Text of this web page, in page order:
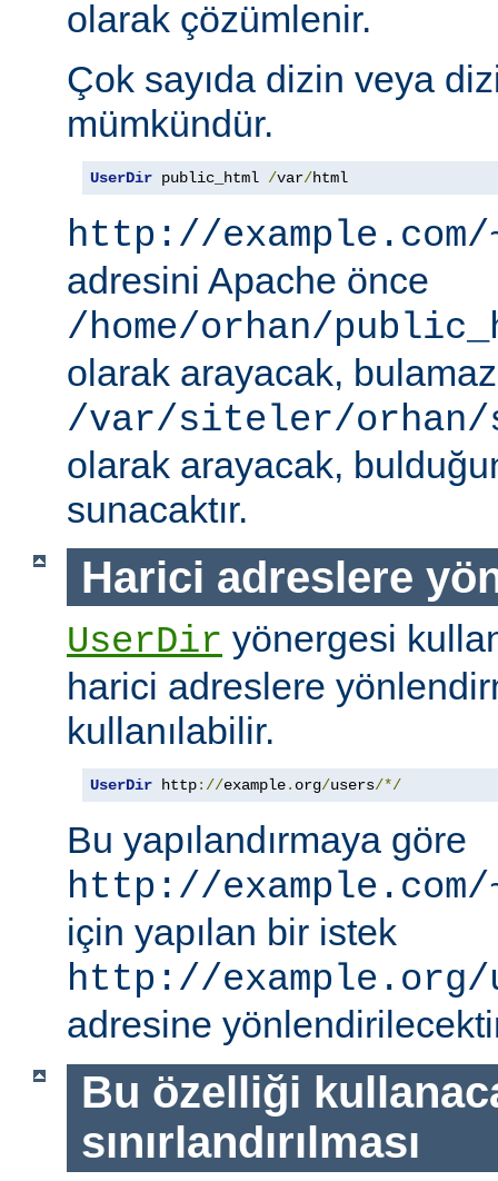
olarak çözümlenir.
Çok sayıda dizin veya
mümkündür.
UserDir public_html /var/html
http://example.com/
adresini Apache önce
/home/orhan/
olarak arayacak,
/var/siteler/orhan/
olarak arayacak,
sunacaktır.
Harici adreslere
UserDir yönergesi
harici adreslere
kullanılabilir.
UserDir http://example. org/users/*/
Bu yapılandırmaya göre
http://example.com/
için yapılan bir istek
http://example.org/
adresine
Bu özelliği
sınırlandırılması